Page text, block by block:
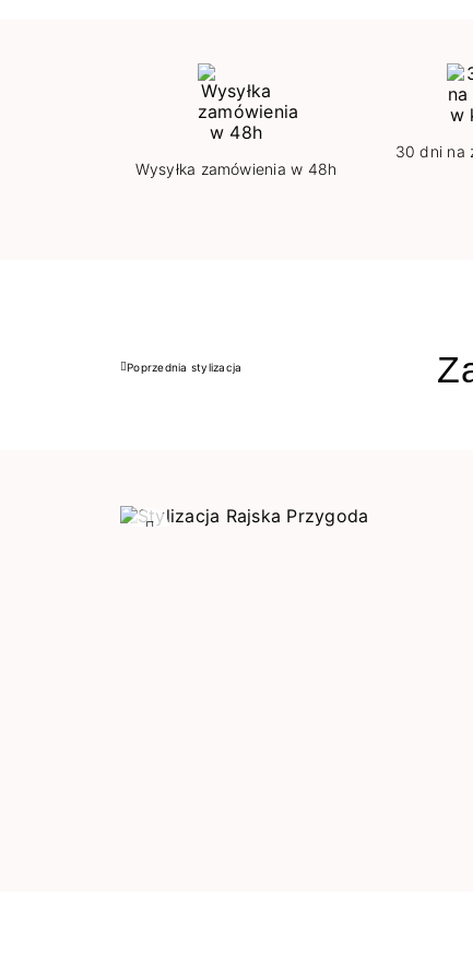
Wysyłka zamówienia w 48h
30 dni na
Poprzedni
Poprzednia stylizacja